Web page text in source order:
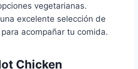
vegetarianas.
excelente selección de
acompañar tu comida.
Chicken